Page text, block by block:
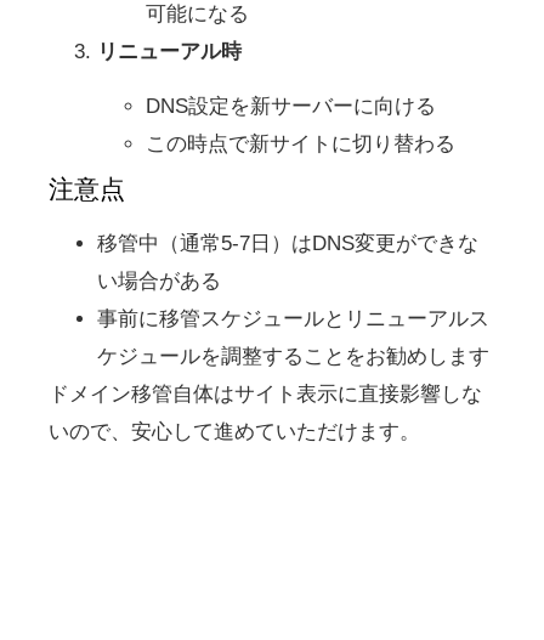
可能になる
リニューアル時
DNS設定を新サーバーに向ける
この時点で新サイトに切り替わる
注意点
移管中（通常5-7日）はDNS変更ができな
い場合がある
事前に移管スケジュールとリニューアルス
ケジュールを調整することをお勧めします
ドメイン移管自体はサイト表示に直接影響しな
いので、安心して進めていただけます。